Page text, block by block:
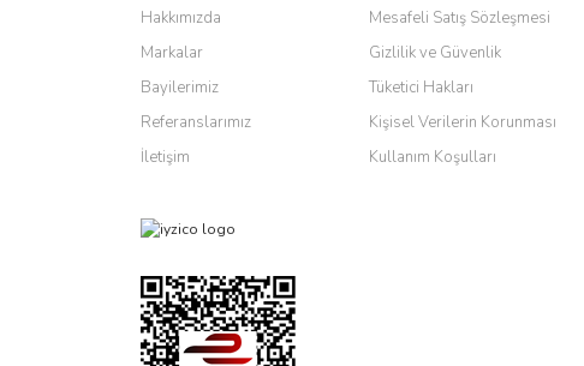
Ürün açıklamasında eksik bilgiler bulunuyor.
Ürün bilgilerinde hatalar bulunuyor.
Ürün fiyatı diğer sitelerden daha pahalı.
Bu ürüne benzer farklı alternatifler olmalı.
Hakkımızda
Markalar
Bayilerimiz
Referanslarımız
İletişim
Mesafeli Satış Sözleşmesi
Gizlilik ve Güvenlik
Tüketici Hakları
Kişisel Verilerin Korunması
Kullanım Koşulları